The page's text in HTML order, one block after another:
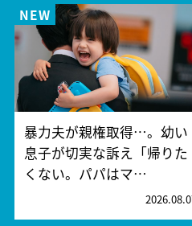
暴力夫が親権取得…。幼い
息子が切実な訴え「帰りた
くない。パパはマ…